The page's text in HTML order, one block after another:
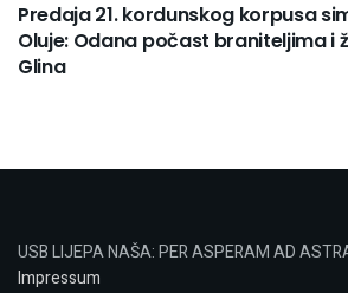
Predaja 21. kordunskog korpusa
Oluje: Odana počast braniteljima i
Glina
USB LIJEPA NAŠA: PER ASPERAM AD
Impressum